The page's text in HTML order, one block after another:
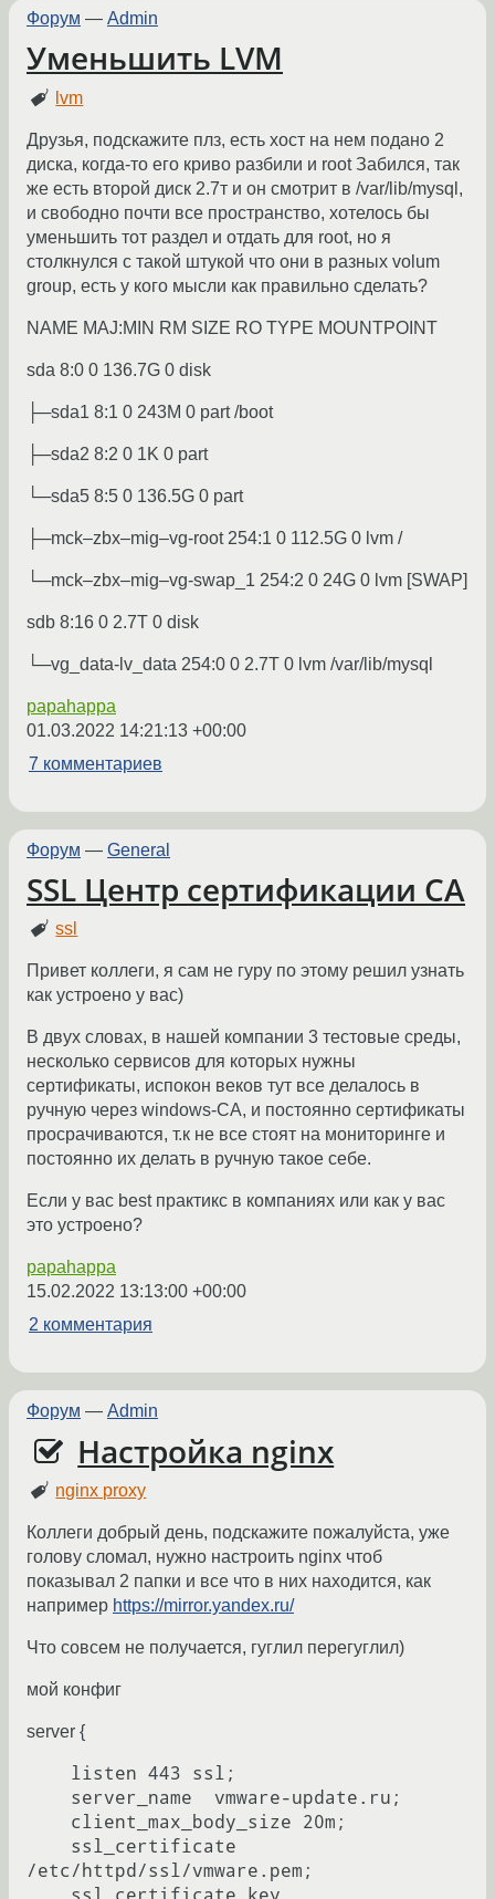
Форум — Admin
Уменьшить LVM
lvm
Друзья, подскажите плз, есть хост на нем подано 2
диска, когда-то его криво разбили и root Забился, так
же есть второй диск 2.7т и он смотрит в /var/lib/mysql,
и свободно почти все пространство, хотелось бы
уменьшить тот раздел и отдать для root, но я
столкнулся с такой штукой что они в разных volum
group, есть у кого мысли как правильно сделать?
NAME MAJ:MIN RM SIZE RO TYPE MOUNTPOINT
sda 8:0 0 136.7G 0 disk
├─sda1 8:1 0 243M 0 part /boot
├─sda2 8:2 0 1K 0 part
└─sda5 8:5 0 136.5G 0 part
├─mck–zbx–mig–vg-root 254:1 0 112.5G 0 lvm /
└─mck–zbx–mig–vg-swap_1 254:2 0 24G 0 lvm [SWAP]
sdb 8:16 0 2.7T 0 disk
└─vg_data-lv_data 254:0 0 2.7T 0 lvm /var/lib/mysql
papahappa
01.03.2022 14:21:13 +00:00
7 комментариев
Форум — General
SSL Центр сертификации CA
ssl
Привет коллеги, я сам не гуру по этому решил узнать
как устроено у вас)
В двух словах, в нашей компании 3 тестовые среды,
несколько сервисов для которых нужны
сертификаты, испокон веков тут все делалось в
ручную через windows-CA, и постоянно сертификаты
просрачиваются, т.к не все стоят на мониторинге и
постоянно их делать в ручную такое себе.
Если у вас best практикс в компаниях или как у вас
это устроено?
papahappa
15.02.2022 13:13:00 +00:00
2 комментария
Форум — Admin
Настройка nginx
nginx proxy
Коллеги добрый день, подскажите пожалуйста, уже
голову сломал, нужно настроить nginx чтоб
показывал 2 папки и все что в них находится, как
например https://mirror.yandex.ru/
Что совсем не получается, гуглил перегуглил)
мой конфиг
server {
/etc/httpd/ssl/vmware.pem;